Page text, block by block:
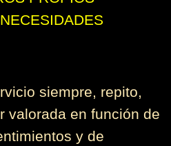
siempre, repito,
valorada en función de
y de